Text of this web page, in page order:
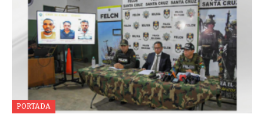
PORTADA